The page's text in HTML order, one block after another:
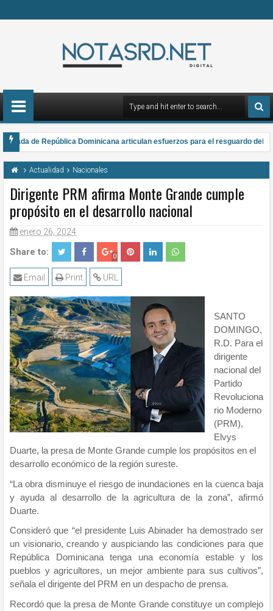
de República Dominicana articulan esfuerzos para el resguardo del
el Premio Anual Nacional de Poesía Salomé Ureña de Henríquez 2026
Actualidad Nacionales
Dirigente PRM afirma Monte Grande cumple
propósito en el desarrollo nacional
enero 26, 2024
Share to: 0
URL
Print
Email
SANTO
DOMINGO,
R.D. Para el
dirigente
nacional del
Partido
Revoluciona
rio Moderno
(PRM),
Elvys
Duarte, la presa de Monte Grande cumple los propósitos en el
desarrollo económico de la región sureste.
“La obra disminuye el riesgo de inundaciones en la cuenca baja
y ayuda al desarrollo de la agricultura de la zona”, afirmó
Duarte.
Consideró que “el presidente Luis Abinader ha demostrado ser
un visionario, creando y auspiciando las condiciones para que
República Dominicana tenga una economía estable y los
pueblos y agricultores, un mejor ambiente para sus cultivos”,
señala el dirigente del PRM en un despacho de prensa.
Recordó que la presa de Monte Grande constituye un complejo